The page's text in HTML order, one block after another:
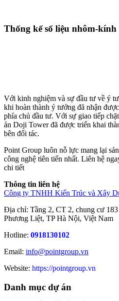
Thống kế số liệu nhôm-kính
Với kinh nghiệm và sự đầu tư về ý
khi hoàn thành ý tưởng đã nhận
phía chủ đầu tư. Với sự giao tiếp
án Doji Tower đã được triển khai
bên đối tác.
Point Group luôn nỗ lực mang lại
công nghệ tiên tiến nhất. Liên hệ
chi tiết
Thông tin liên hệ
Công ty TNHH Kiến Trúc và Xây
Địa chỉ: Tầng 2, CT 2, chung cư
Phương Liệt, TP Hà Nội, Việt Nam
Hotline: 0918130102
Email: info@pointgroup.vn
Website: https://pointgroup.vn
Danh mục dự án